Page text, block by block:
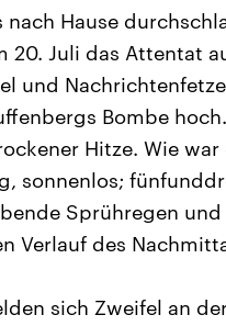
Hause
20. Juli das Attentat
und
Bombe
Hitze. Wie war
sonnenlos;
Sprühregen
Verlauf des
sich Zweifel an